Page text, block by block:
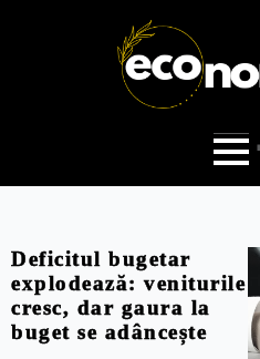
Deficitul bugetar
explodează: veniturile
cresc, dar gaura la
buget se adâncește